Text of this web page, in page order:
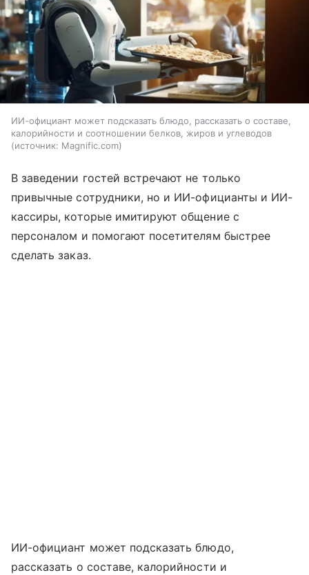
ИИ-официант может подсказать блюдо, рассказать о составе,
калорийности и соотношении белков, жиров и углеводов
источник: Magnific.com
В заведении гостей встречают не только
привычные сотрудники, но и ИИ-официанты и ИИ-
кассиры, которые имитируют общение с
персоналом и помогают посетителям быстрее
сделать заказ.
ИИ-официант может подсказать блюдо,
рассказать о составе, калорийности и